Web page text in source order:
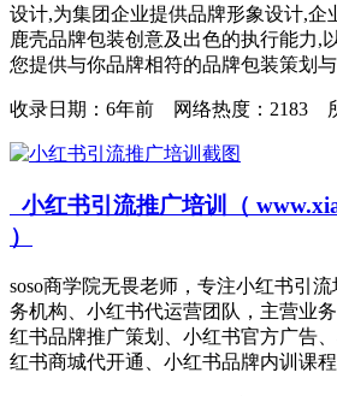
设计,为集团企业提供品牌形象设计,企
鹿壳品牌包装创意及出色的执行能力,
您提供与你品牌相符的品牌包装策划
收录日期： 6年前 网络热度：2183
小红书引流推广培训（
）
soso商学院无畏老师，专注小红书引
务机构、小红书代运营团队，主营业
红书品牌推广策划、小红书官方广告
红书商城代开通、小红书品牌内训课